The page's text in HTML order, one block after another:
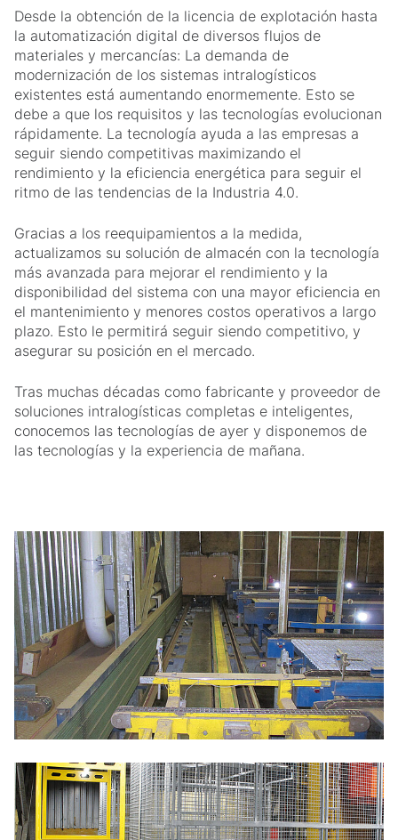
Desde la obtención de la licencia de explotación hasta
la automatización digital de diversos flujos de
materiales y mercancías: La demanda de
modernización de los sistemas intralogísticos
existentes está aumentando enormemente. Esto se
debe a que los requisitos y las tecnologías evolucionan
rápidamente. La tecnología ayuda a las empresas a
seguir siendo competitivas maximizando el
rendimiento y la eficiencia energética para seguir el
ritmo de las tendencias de la Industria 4.0.
Gracias a los reequipamientos a la medida,
actualizamos su solución de almacén con la tecnología
más avanzada para mejorar el rendimiento y la
disponibilidad del sistema con una mayor eficiencia en
el mantenimiento y menores costos operativos a largo
plazo. Esto le permitirá seguir siendo competitivo, y
asegurar su posición en el mercado.
Tras muchas décadas como fabricante y proveedor de
soluciones intralogísticas completas e inteligentes,
conocemos las tecnologías de ayer y disponemos de
las tecnologías y la experiencia de mañana.